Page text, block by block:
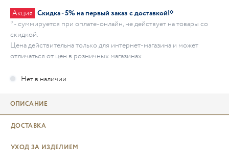
Акция Скидка - 5% на первый заказ с доставкой!*
* - суммируется при оплате-онлайн, не действует на товары со
скидкой.
Цена действительна только для интернет-магазина и может
отличаться от цен в розничных магазинах
ОПИСАНИЕ
ДОСТАВКА
УХОД ЗА ИЗДЕЛИЕМ